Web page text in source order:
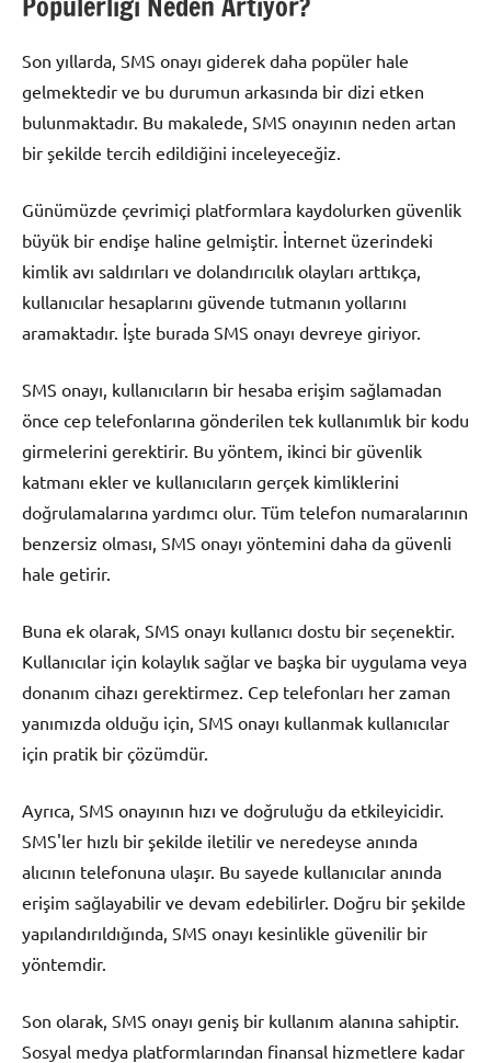
Son yıllarda, SMS onayı giderek daha popüler hale
gelmektedir ve bu durumun arkasında bir dizi etken
bulunmaktadır. Bu makalede, SMS onayının neden artan
bir şekilde tercih edildiğini inceleyeceğiz.
Günümüzde çevrimiçi platformlara kaydolurken güvenlik
büyük bir endişe haline gelmiştir. İnternet üzerindeki
kimlik avı saldırıları ve dolandırıcılık olayları arttıkça,
kullanıcılar hesaplarını güvende tutmanın yollarını
aramaktadır. İşte burada SMS onayı devreye giriyor.
SMS onayı, kullanıcıların bir hesaba erişim sağlamadan
önce cep telefonlarına gönderilen tek kullanımlık bir kodu
girmelerini gerektirir. Bu yöntem, ikinci bir güvenlik
katmanı ekler ve kullanıcıların gerçek kimliklerini
doğrulamalarına yardımcı olur. Tüm telefon numaralarının
benzersiz olması, SMS onayı yöntemini daha da güvenli
hale getirir.
Buna ek olarak, SMS onayı kullanıcı dostu bir seçenektir.
Kullanıcılar için kolaylık sağlar ve başka bir uygulama veya
donanım cihazı gerektirmez. Cep telefonları her zaman
yanımızda olduğu için, SMS onayı kullanmak kullanıcılar
için pratik bir çözümdür.
Ayrıca, SMS onayının hızı ve doğruluğu da etkileyicidir.
SMS'ler hızlı bir şekilde iletilir ve neredeyse anında
alıcının telefonuna ulaşır. Bu sayede kullanıcılar anında
erişim sağlayabilir ve devam edebilirler. Doğru bir şekilde
yapılandırıldığında, SMS onayı kesinlikle güvenilir bir
yöntemdir.
Son olarak, SMS onayı geniş bir kullanım alanına sahiptir.
Sosyal medya platformlarından finansal hizmetlere kadar